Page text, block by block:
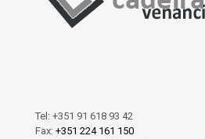
Tel: +351 91 618 93 42
Fax: +351 224 161 150